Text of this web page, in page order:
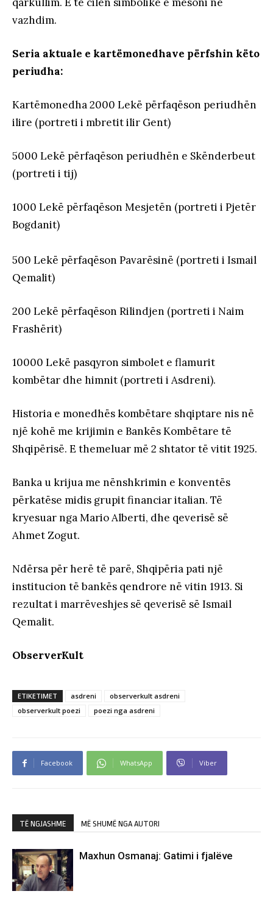
vazhdim.
Seria aktuale e kartëmonedhave përfshin këto
periudha:
Kartëmonedha 2000 Lekë përfaqëson periudhën
ilire (portreti i mbretit ilir Gent)
5000 Lekë përfaqëson periudhën e Skënderbeut
(portreti i tij)
1000 Lekë përfaqëson Mesjetën (portreti i Pjetër
Bogdanit)
500 Lekë përfaqëson Pavarësinë (portreti i Ismail
Qemalit)
200 Lekë përfaqëson Rilindjen (portreti i Naim
Frashërit)
10000 Lekë pasqyron simbolet e flamurit
kombëtar dhe himnit (portreti i Asdreni).
Historia e monedhës kombëtare shqiptare nis në
një kohë me krijimin e Bankës Kombëtare të
Shqipërisë. E themeluar më 2 shtator të vitit 1925.
Banka u krijua me nënshkrimin e konventës
përkatëse midis grupit financiar italian. Të
kryesuar nga Mario Alberti, dhe qeverisë së
Ahmet Zogut.
Ndërsa për herë të parë, Shqipëria pati një
institucion të bankës qendrore në vitin 1913. Si
rezultat i marrëveshjes së qeverisë së Ismail
Qemalit.
ObserverKult
ETIKETIMET asdreni
observerkult asdreni
observerkult poezi
poezi nga asdreni
Facebook WhatsApp Viber
TË NGJASHME MË SHUMË NGA AUTORI
Maxhun Osmanaj: Gatimi i fjalëve